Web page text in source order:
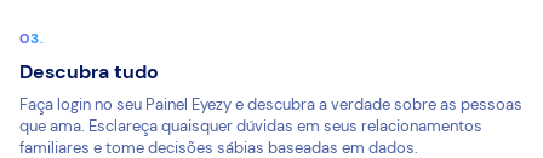
Descubra tudo
Faça login no seu Painel Eyezy e descubra a verdade sobre as pessoas
que ama. Esclareça quaisquer dúvidas em seus relacionamentos
familiares e tome decisões sábias baseadas em dados.